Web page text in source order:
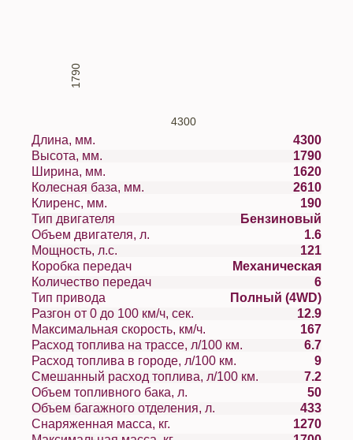
4300
1790
Длина, мм.
4300
Высота, мм.
1790
Ширина, мм.
1620
Колесная база, мм.
2610
Клиренс, мм.
190
Тип двигателя
Бензиновый
Объем двигателя, л.
1.6
Мощность, л.с.
121
Коробка передач
Механическая
Количество передач
6
Тип привода
Полный (4WD)
Разгон от 0 до 100 км/ч, сек.
12.9
Максимальная скорость, км/ч.
167
Расход топлива на трассе, л/100 км.
6.7
Расход топлива в городе, л/100 км.
9
Смешанный расход топлива, л/100 км.
7.2
Объем топливного бака, л.
50
Объем багажного отделения, л.
433
Снаряженная масса, кг.
1270